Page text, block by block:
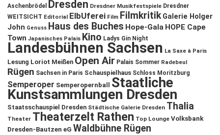
Aschenbrödel
Dresden Dresdner Musikfestspiele Dresdner
WEITSICHT Editorial ElbUferei Film Filmkritik Galerie Holger
John Genuss Haus des Buches Hope-Gala HOPE Cape
Town Japanisches Palais Kino Ladys Gin Night
Landesbühnen Sachsen La Saxe à Paris
Lesung Loriot Meißen Open Air Palais Sommer Radebeul
Rügen Sachsen in Paris Schauspielhaus Schloss Moritzburg
Semperoper Semperopernball Staatliche
Kunstsammlungen Dresden
Staatsschauspiel Dresden Städtische Galerie Dresden Thalia
Theater Theaterzelt Rathen Top Lounge Volksbank
Dresden-Bautzen eG Waldbühne Rügen